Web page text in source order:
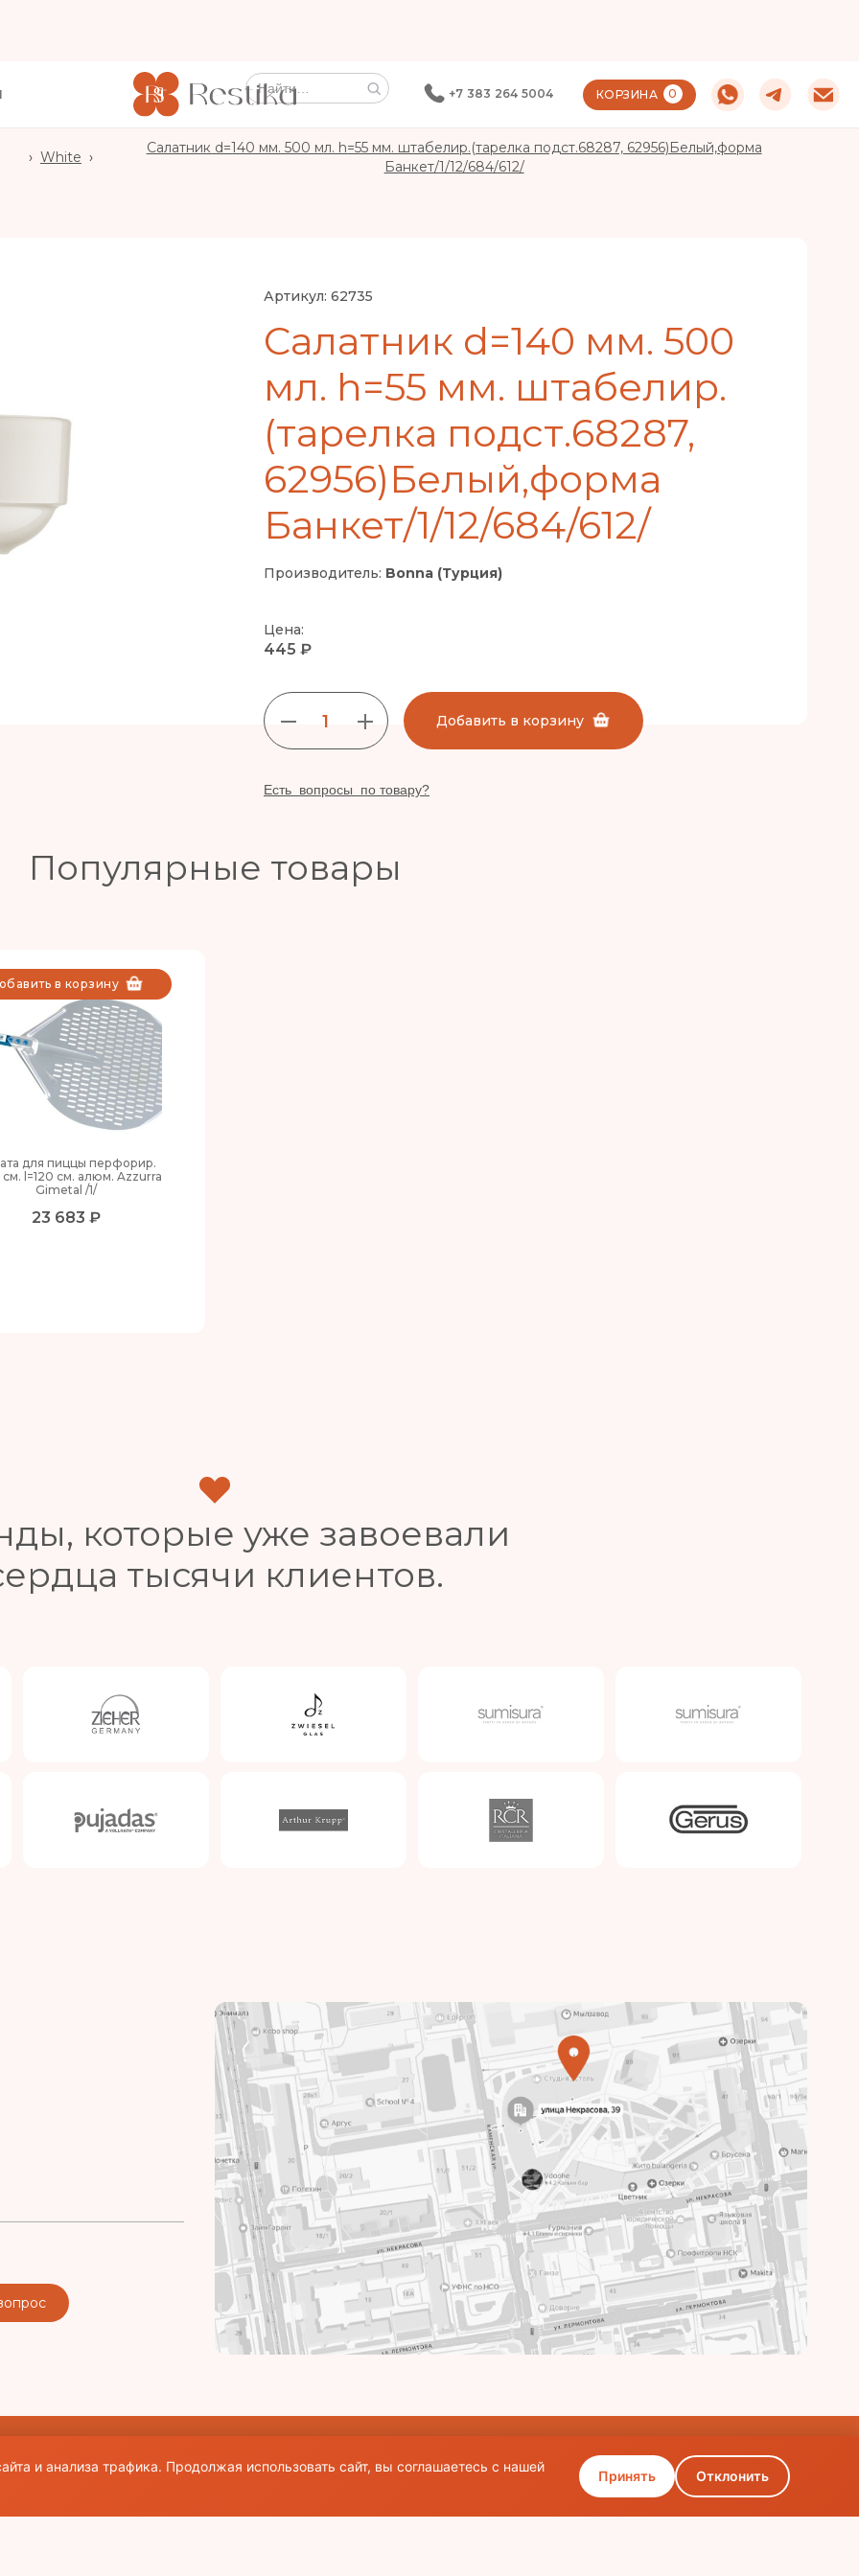
+7 383 264 5004 КОРЗИНА 0
› White ›
Салатник d=140 мм. 500 мл. h=55 мм. штабелир.(тарелка подст.68287, 62956)Белый,форма
Банкет/1/12/684/612/
Артикул: 62735
Салатник d=140 мм. 500
мл. h=55 мм. штабелир.
(тарелка подст.68287,
62956)Белый,форма
Банкет/1/12/684/612/
Производитель: Bonna (Турция)
Цена:
445 ₽
1 Добавить в корзину
Есть вопросы по товару?
Популярные товары
для пиццы перфорир.
см. l=120 см. алюм. Azzurra
Gimetal /1/
23 683 ₽
в корзину
которые уже завоевали
тысячи клиентов.
правила и публичная оферта
и анализа трафика. Продолжая использовать сайт, вы соглашаетесь с нашей
Принять Отклонить